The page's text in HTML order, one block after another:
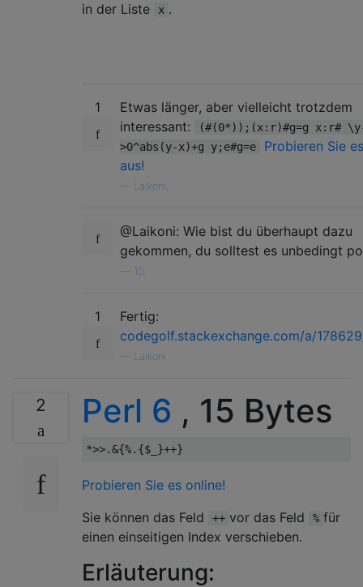
in der Liste
x .
1
Etwas länger, aber vielleicht trotzdem
interessant:
(#(0*));(x:r)#g=g x:r#
>0^abs(y-x)+g y;e#g=e
Probieren Sie
aus!
Laikoni,
@Laikoni: Wie bist du überhaupt dazu
gekommen, du solltest es unbedingt
10.
1
Fertig:
codegolf.stackexchange.com/a/
Laikoni
2 Perl 6 , 15 Bytes
*>>.&{%.{$_ }++}
Probieren Sie es online!
Sie können das Feld
++ vor das Feld % für
einen einseitigen Index verschieben.
Erläuterung: